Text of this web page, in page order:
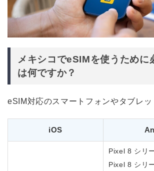
メキシコでeSIMを使うために
は何ですか？
eSIM対応のスマートフォンやタブレッ
iOS
Pixel 8 シリ
Pixel 8 シリ